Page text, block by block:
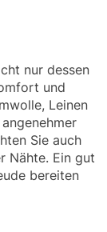
nur dessen
und
Leinen
Sie auch
Nähte. Ein gut
bereiten